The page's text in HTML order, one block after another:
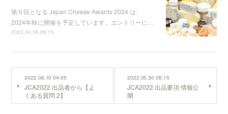
第６回となる Japan Cheese Awards 2024 は、
2024年秋に開催を予定しています。エントリーに…
2023.04.06 09:15
2022.06.10 04:05
JCA2022 出品者から【よ
くある質問 2】
2022.05.30 06:15
JCA2022 出品要項 情報公
開